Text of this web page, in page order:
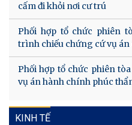
cấm đi khỏi nơi cư trú
Phối hợp tổ chức phiên
trình chiếu chứng cứ vụ án
Phối hợp tổ chức phiên
vụ án hành chính phúc
KINH TẾ